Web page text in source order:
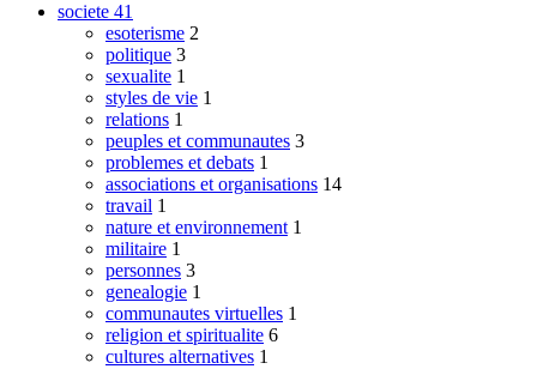
societe 41
esoterisme 2
politique 3
sexualite 1
styles de vie 1
relations 1
peuples et communautes 3
problemes et debats 1
associations et organisations 14
travail 1
nature et environnement 1
militaire 1
personnes 3
genealogie 1
communautes virtuelles 1
religion et spiritualite 6
cultures alternatives 1